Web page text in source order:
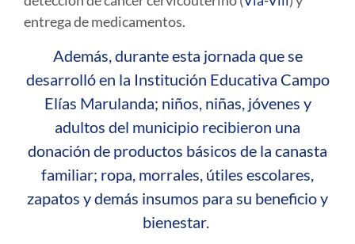
entrega de medicamentos.
Además, durante esta jornada que se
desarrolló en la Institución Educativa Campo
Elías Marulanda; niños, niñas, jóvenes y
adultos del municipio recibieron una
donación de productos básicos de la canasta
familiar; ropa, morrales, útiles escolares,
zapatos y demás insumos para su beneficio y
bienestar.